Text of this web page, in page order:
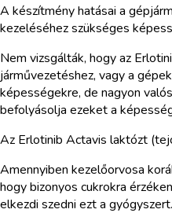
A készítmény hatásai a
kezeléséhez szükséges
Nem vizsgálták, hogy az
járművezetéshez, vagy a
képességekre, de nagyon
befolyásolja ezeket a
Az Erlotinib Actavis laktózt
Amennyiben kezelőorvosa
hogy bizonyos cukrokra
elkezdi szedni ezt a gyógyszert.